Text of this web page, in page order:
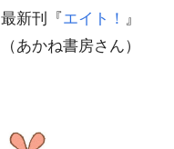
最新刊『エイト！ 』
（あかね書房さん）